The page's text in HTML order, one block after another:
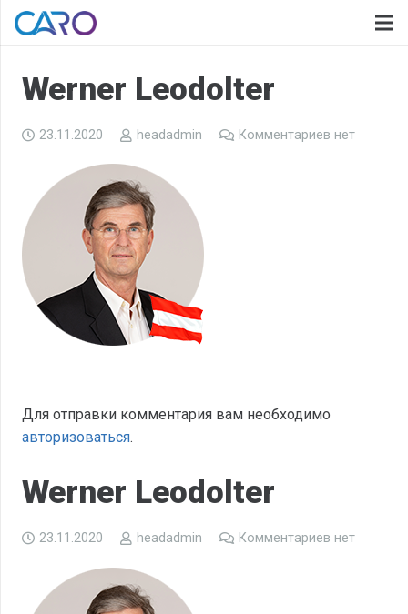
Werner Leodolter
23.11.2020 headadmin Комментариев нет
Для отправки комментария вам необходимо
авторизоваться.
Werner Leodolter
23.11.2020 headadmin Комментариев нет